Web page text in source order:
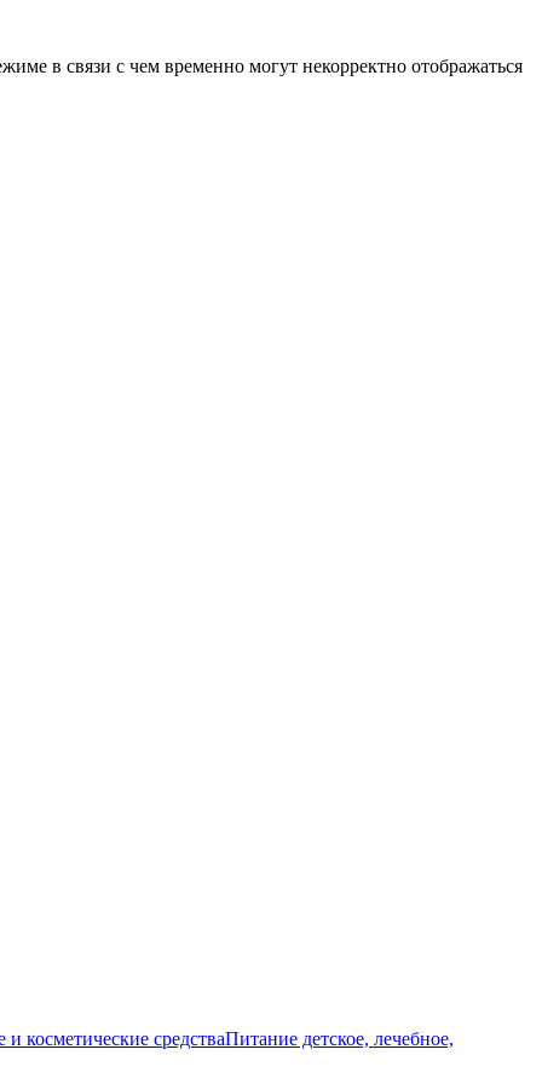
в связи с чем временно могут некорректно отображаться
косметические средстваПитание детское, лечебное,